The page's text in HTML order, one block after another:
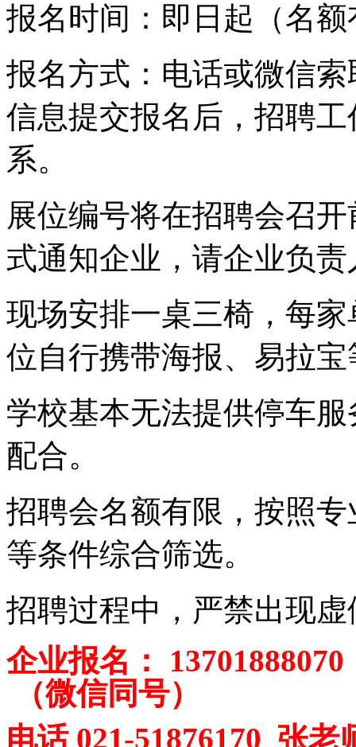
报名时间：即日起（名
报名方式： 电话或微信索
信息提交报名后，招聘
系。
展位编号将在招聘会召
式通知企业，请企业负
现场安排一桌三椅，每
位自行携带海报、易拉
学校基本无法提供停车
配合。
招聘会名额有限，按照
等条件综合筛选。
招聘过程中，严禁出现
企业报名：
（微信同号）
电话021-51876170 张